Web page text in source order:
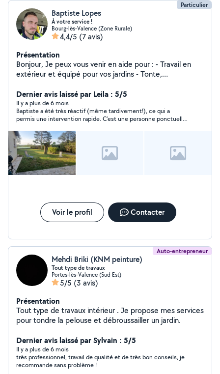
Particulier
Baptiste Lopes
À votre service !
Bourg-lès-Valence (Zone Rurale)
4,4/5 (7 avis)
Présentation
Bonjour, Je peux vous venir en aide pour : - Travail en
extérieur et équipé pour vos jardins - Tonte,
déménagements - Nettoyage intérieur et extérieur de
votre véhicule avec polish
Dernier avis laissé par Leila : 5/5
Il y a plus de 6 mois
Baptiste a été très réactif (même tardivement!), ce qui a
permis une intervention rapide. C'est une personne ponctuelle,
cadeau!), très professionnel, discret soigné et propre. Je suis
ravie d'avoir fait appel à ses services, je le solliciterai à nouveau
et le recommande les yeux fermés!
Voir le profil Contacter
Auto-entrepreneur
Mehdi Briki (KNM peinture)
Tout type de travaux
Portes-lès-Valence (Sud Est)
5/5 (3 avis)
Présentation
Tout type de travaux intérieur . Je propose mes services
pour tondre la pelouse et débroussailler un jardin.
Dernier avis laissé par Sylvain : 5/5
Il y a plus de 6 mois
très professionnel, travail de qualité et de très bon conseils, je
recommande sans problème !